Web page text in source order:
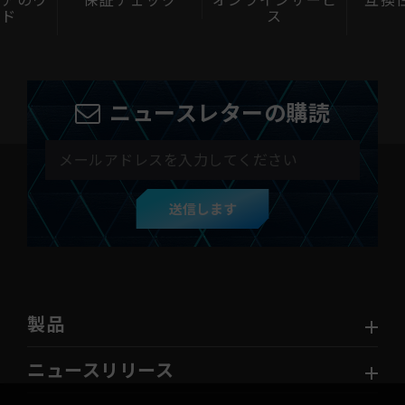
ニュースレターの購読
送信します
製品
ニュースリリース